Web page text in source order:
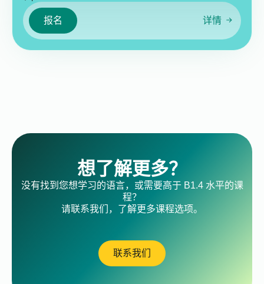
报名 详情
想了解更多？
没有找到您想学习的语言，或需要高于 B1.4 水平的课
程？
请联系我们，了解更多课程选项。
联系我们